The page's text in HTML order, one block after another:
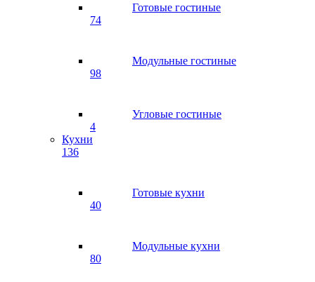
Готовые гостиные
74
Модульные гостиные
98
Угловые гостиные
4
Кухни
136
Готовые кухни
40
Модульные кухни
80